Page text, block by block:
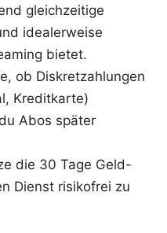
gleichzeitige
idealerweise
bietet.
ob Diskretzahlungen
Kreditkarte)
Abos später
die 30 Tage Geld-
Dienst risikofrei zu